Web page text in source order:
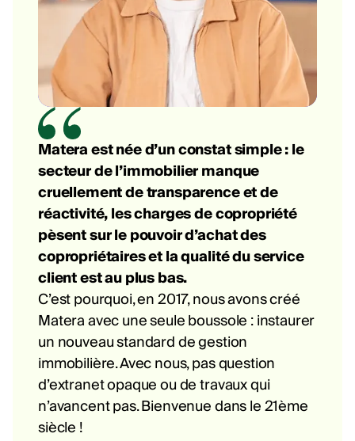
Matera est née d’un constat simple : le
secteur de l’immobilier manque
cruellement de transparence et de
réactivité, les charges de copropriété
pèsent sur le pouvoir d’achat des
copropriétaires et la qualité du service
client est au plus bas.
C’est pourquoi, en 2017, nous avons créé
Matera avec une seule boussole : instaurer
un nouveau standard de gestion
immobilière. Avec nous, pas question
d’extranet opaque ou de travaux qui
n’avancent pas. Bienvenue dans le 21ème
siècle !